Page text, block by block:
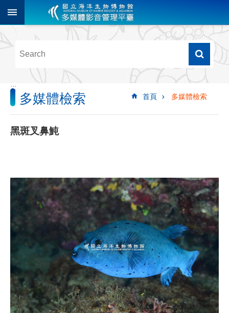
跳到主要內容區塊
階
尋
多
媒
體
檢
像
音
源
訊
息
發
布
諮
:::
首頁 多媒體檢索
多媒體檢索
黑斑叉鼻魨